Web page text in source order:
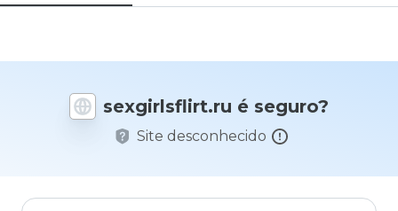
sexgirlsflirt.ru é seguro?
Site desconhecido
que